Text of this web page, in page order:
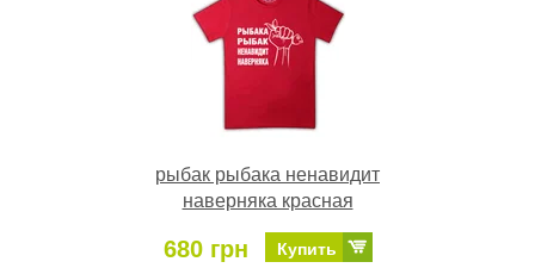
рыбак рыбака ненавидит
наверняка красная
680 грн Купить